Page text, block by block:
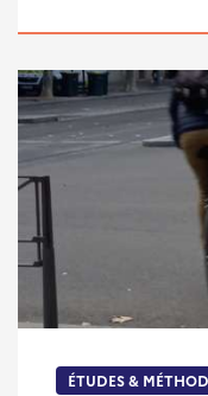
ÉTUDES &